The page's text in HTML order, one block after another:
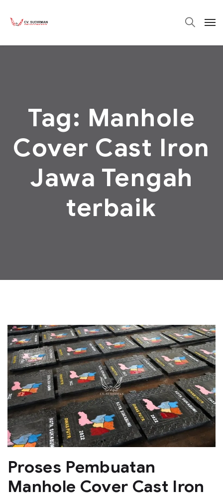
Tag: Manhole
Cover Cast Iron
Jawa Tengah
terbaik
Proses Pembuatan
Manhole Cover Cast Iron